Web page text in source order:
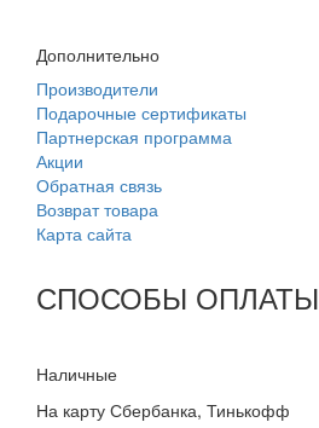
Дополнительно
Производители
Подарочные сертификаты
Партнерская программа
Акции
Обратная связь
Возврат товара
Карта сайта
СПОСОБЫ ОПЛАТЫ
Наличные
На карту Сбербанка, Тинькофф